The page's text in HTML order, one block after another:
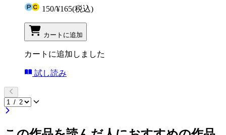
150/¥165(税込)
カートに追加
カートに追加しました
試し読み